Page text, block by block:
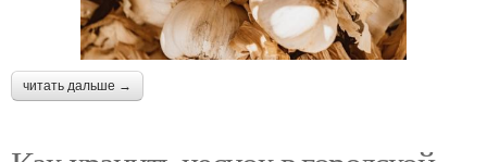
читать дальше →